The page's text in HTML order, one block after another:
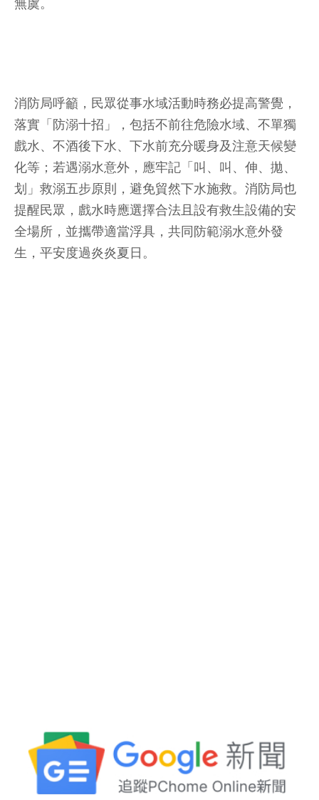
無虞。
消防局呼籲，民眾從事水域活動時務必提高警覺，
落實「防溺十招」，包括不前往危險水域、不單獨
戲水、不酒後下水、下水前充分暖身及注意天候變
化等；若遇溺水意外，應牢記「叫、叫、伸、拋、
划」救溺五步原則，避免貿然下水施救。消防局也
提醒民眾，戲水時應選擇合法且設有救生設備的安
全場所，並攜帶適當浮具，共同防範溺水意外發
生，平安度過炎炎夏日。